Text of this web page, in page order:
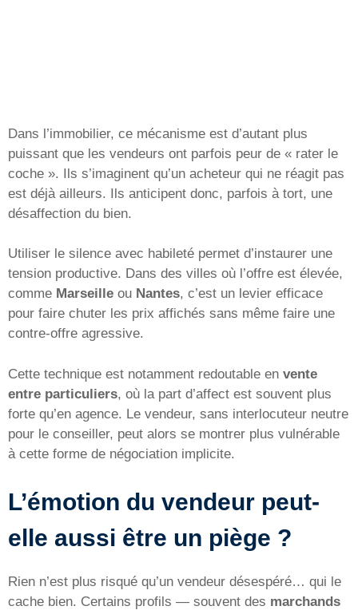
Dans l’immobilier, ce mécanisme est d’autant plus
puissant que les vendeurs ont parfois peur de « rater le
coche ». Ils s’imaginent qu’un acheteur qui ne réagit pas
est déjà ailleurs. Ils anticipent donc, parfois à tort, une
désaffection du bien.
Utiliser le silence avec habileté permet d’instaurer une
tension productive. Dans des villes où l’offre est élevée,
comme Marseille ou Nantes, c’est un levier efficace
pour faire chuter les prix affichés sans même faire une
contre-offre agressive.
Cette technique est notamment redoutable en vente
entre particuliers, où la part d’affect est souvent plus
forte qu’en agence. Le vendeur, sans interlocuteur neutre
pour le conseiller, peut alors se montrer plus vulnérable
à cette forme de négociation implicite.
L’émotion du vendeur peut-
elle aussi être un piège ?
Rien n’est plus risqué qu’un vendeur désespéré… qui le
cache bien. Certains profils — souvent des marchands